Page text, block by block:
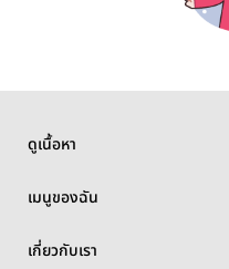
ดูเนื้อหา
เมนูของฉัน
เกี่ยวกับเรา